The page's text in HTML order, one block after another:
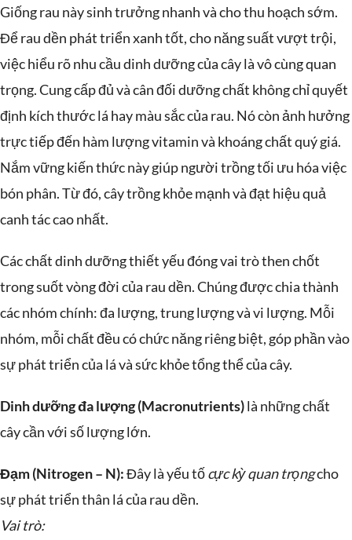
Giống rau này sinh trưởng nhanh và cho thu hoạch sớm.
Để rau dền phát triển xanh tốt, cho năng suất vượt trội,
việc hiểu rõ nhu cầu dinh dưỡng của cây là vô cùng quan
trọng. Cung cấp đủ và cân đối dưỡng chất không chỉ quyết
định kích thước lá hay màu sắc của rau. Nó còn ảnh hưởng
trực tiếp đến hàm lượng vitamin và khoáng chất quý giá.
Nắm vững kiến thức này giúp người trồng tối ưu hóa việc
bón phân. Từ đó, cây trồng khỏe mạnh và đạt hiệu quả
canh tác cao nhất.
Các chất dinh dưỡng thiết yếu đóng vai trò then chốt
trong suốt vòng đời của rau dền. Chúng được chia thành
các nhóm chính: đa lượng, trung lượng và vi lượng. Mỗi
nhóm, mỗi chất đều có chức năng riêng biệt, góp phần vào
sự phát triển của lá và sức khỏe tổng thể của cây.
Dinh dưỡng đa lượng (Macronutrients)là những chất
cây cần với số lượng lớn.
Đạm (Nitrogen – N):Đây là yếu tốcực kỳ quan trọngcho
sự phát triển thân lá của rau dền.
Vai trò: